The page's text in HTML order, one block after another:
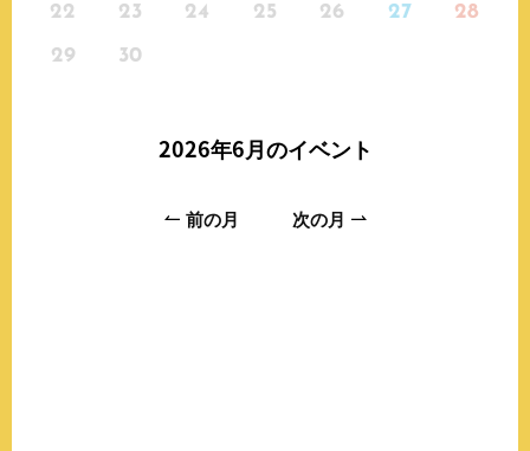
22
23 24 25 26 27
28
29
30
2026年6月のイベント
前の月 次の月